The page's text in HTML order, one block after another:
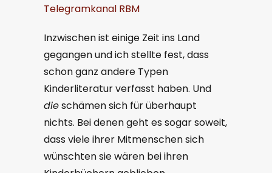
Telegramkanal RBM
Inzwischen ist einige Zeit ins Land
gegangen und ich stellte fest, dass
schon ganz andere Typen
Kinderliteratur verfasst haben. Und
dieschämen sich für überhaupt
nichts. Bei denen geht es sogar soweit,
dass viele ihrer Mitmenschen sich
wünschten sie wären bei ihren